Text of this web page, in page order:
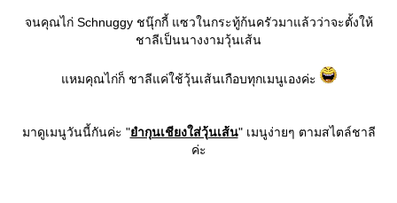
จนคุณไก่ Schnuggy ชนุ๊กกี้ แซวในกระทู้ก้นครัวมาแล้วว่าจะตั้งให้
ชาลีเป็นนางงามวุ้นเส้น
หมคุณไก่ก็ ชาลีแค่ใช้วุ้นเส้นเกือบทุกเมนูเองค่ะ
มาดูเมนูวันนี้กันค่ะ "ำกุนเชียงใส่วุ้นเส้น" เมนูง่ายๆ ตามสไตล์ชาลี
ค่ะ